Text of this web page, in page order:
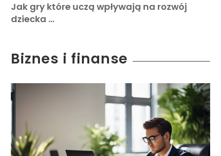
Jak gry które uczą wpływają na rozwój
dziecka …
Biznes i finanse